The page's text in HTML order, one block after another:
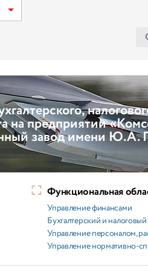
на предприятии
завод имени Ю.А.
Функциональная
Управление финансами
Бухгалтерский и налоговый
Управление персоналом,
Управление нормативно-